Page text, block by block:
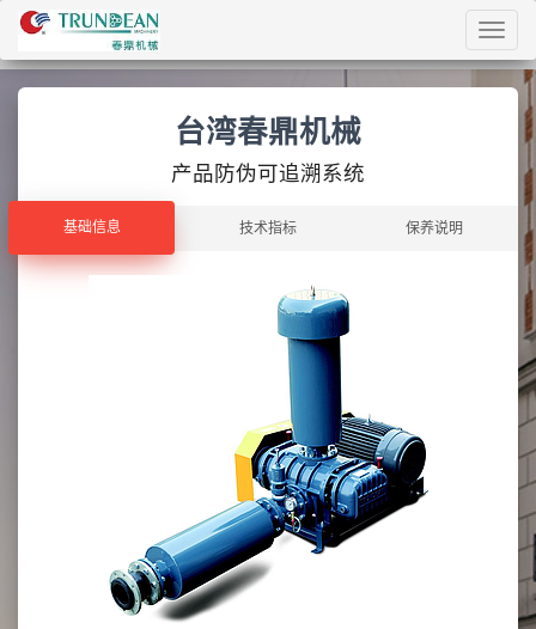
台湾春鼎机械
产品防伪可追溯系统
基础信息 技术指标 保养说明
基础信息